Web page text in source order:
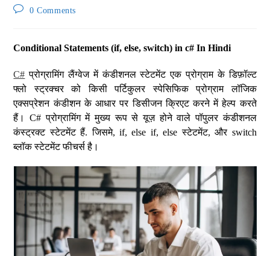
0 Comments
Conditional Statements (if, else, switch) in c# In Hindi
C# प्रोग्रामिंग लैंग्वेज में कंडीशनल स्टेटमेंट एक प्रोग्राम के डिफ़ॉल्ट
फ्लो स्ट्रक्चर को किसी पर्टिकुलर स्पेसिफिक प्रोग्राम लॉजिक
एक्सप्रेशन कंडीशन के आधार पर डिसीजन क्रिएट करने में हेल्प करते
हैं। C# प्रोग्रामिंग में मुख्य रूप से यूज़ होने वाले पॉपुलर कंडीशनल
कंस्ट्रक्ट स्टेटमेंट हैं. जिसमे, if, else if, else स्टेटमेंट, और switch
ब्लॉक स्टेटमेंट फीचर्स है।